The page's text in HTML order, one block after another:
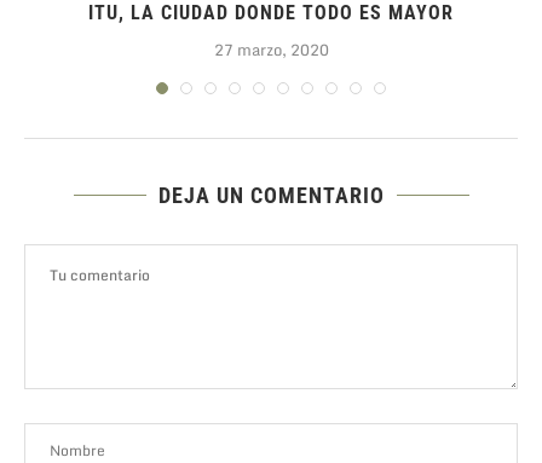
ITU, LA CIUDAD DONDE TODO ES MAYOR
27 marzo, 2020
DEJA UN COMENTARIO